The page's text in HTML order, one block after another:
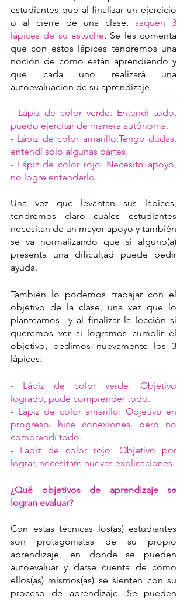
estudiantes que al finalizar un ejercicio
o al cierre de una clase, saquen 3
lápices de su estuche. Se les comenta
que con estos lápices tendremos una
noción de cómo están aprendiendo y
que cada uno realizará una
autoevaluación de su aprendizaje.
- Lápiz de color verde: Entendí todo,
puedo ejercitar de manera autónoma.
- Lápiz de color amarillo:Tengo dudas,
entendí solo algunas partes.
- Lápiz de color rojo: Necesito apoyo,
no logré entenderlo.
Una vez que levantan sus lápices,
tendremos claro cuáles estudiantes
necesitan de un mayor apoyo y también
se va normalizando que si alguno(a)
presenta una dificultad puede pedir
ayuda.
También lo podemos trabajar con el
objetivo de la clase, una vez que lo
planteamos  y al finalizar la lección si
queremos ver si logramos cumplir el
objetivo, pedimos nuevamente los 3
lápices:
- Lápiz de color verde: Objetivo
logrado, pude comprender todo.
- Lápiz de color amarillo: Objetivo en
progreso, hice conexiones, pero no
comprendí todo.
- Lápiz de color rojo: Objetivo por
lograr, necesitaré nuevas explicaciones.
¿Qué objetivos de aprendizaje se
logran evaluar?
Con estas técnicas los(as) estudiantes
son protagonistas de su propio
aprendizaje, en donde se pueden
autoevaluar y darse cuenta de cómo
ellos(as) mismos(as) se sienten con su
proceso de aprendizaje. Se pueden